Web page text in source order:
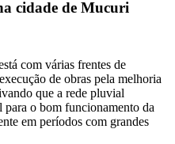
cidade de Mucuri
com várias frentes de
de obras pela melhoria
que a rede pluvial
para o bom funcionamento da
em períodos com grandes